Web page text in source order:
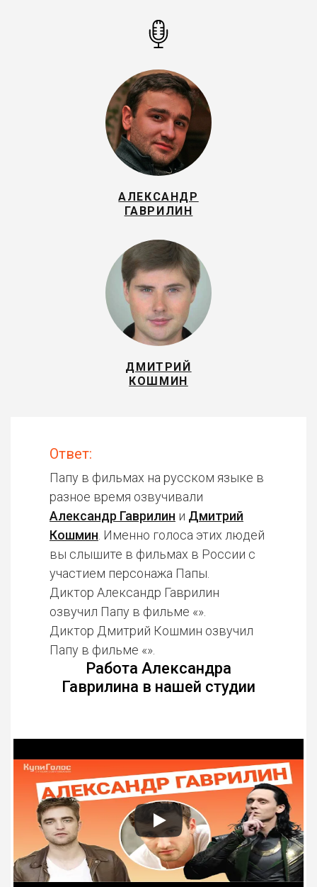
АЛЕКСАНДР
ГАВРИЛИН
ДМИТРИЙ
КОШМИН
Ответ:
Папу в фильмах на русском языке в
разное время озвучивали
Александр Гаврилин и Дмитрий
Кошмин . Именно голоса этих людей
вы слышите в фильмах в России с
участием персонажа Папы.
Диктор Александр Гаврилин
озвучил Папу в фильме «».
Диктор Дмитрий Кошмин озвучил
Папу в фильме «».
Работа Александра
Гаврилина в нашей студии